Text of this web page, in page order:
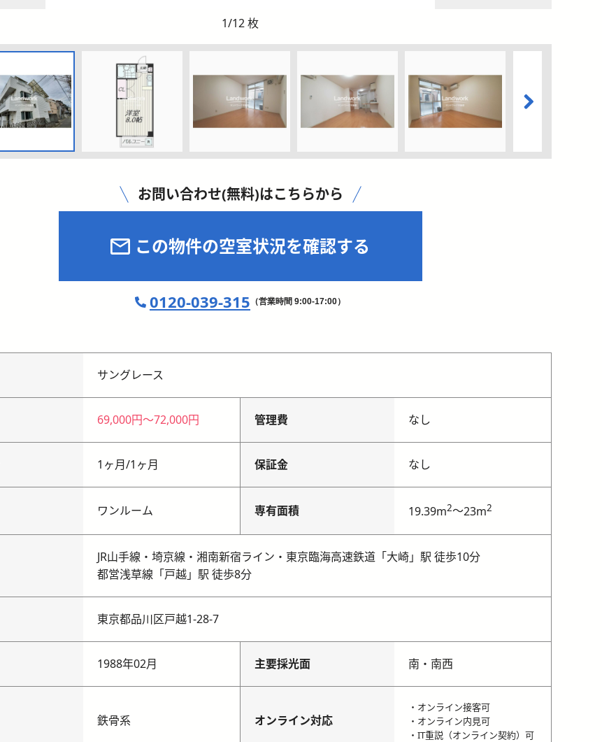
1/12枚
お問い合わせ(無料)はこちらから
この物件の空室状況を確認する
0120-039-315 （営業時間 9:00-17:00）
サングレース
69,000円〜72,000円 管理費 なし
1ヶ月/1ヶ月 保証金 なし
ワンルーム 専有面積 19.39m2～23m2
JR山手線・埼京線・湘南新宿ライン・東京臨海高速鉄道「大崎」駅 徒歩10分
都営浅草線「戸越」駅 徒歩8分
東京都品川区戸越1-28-7
1988年02月 主要採光面 南・南西
鉄骨系 オンライン対応
・オンライン接客可
・オンライン内見可
・IT重説（オンライン契約）可